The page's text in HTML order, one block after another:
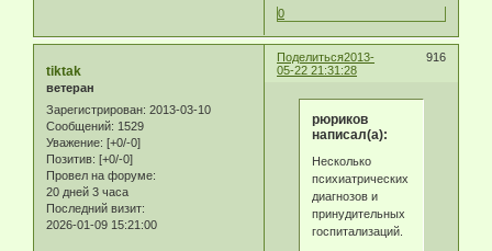
0
Поделиться 916
2013-
05-22 21:31:28
tiktak
ветеран
Зарегистрирован: 2013-03-10
Сообщений: 1529
Уважение: [+0/-0]
Позитив: [+0/-0]
Провел на форуме:
20 дней 3 часа
Последний визит:
2026-01-09 15:21:00
рюриков
написал(а):
Несколько
психиатрических
диагнозов и
принудительных
госпитализаций.